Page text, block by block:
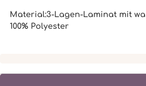
Material:3-Lagen-Laminat mit
100% Polyester